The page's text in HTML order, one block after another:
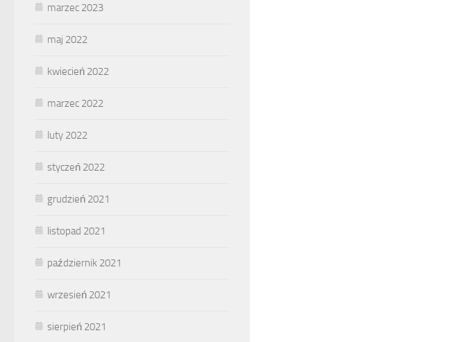
marzec 2023
maj 2022
kwiecień 2022
marzec 2022
luty 2022
styczeń 2022
grudzień 2021
listopad 2021
październik 2021
wrzesień 2021
sierpień 2021